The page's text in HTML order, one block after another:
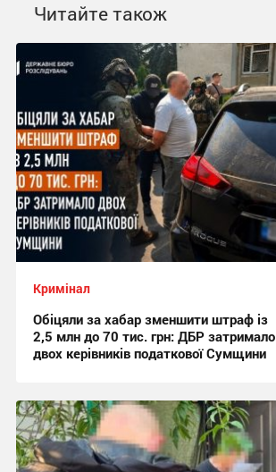
Читайте також
Кримінал
Обіцяли за хабар зменшити штраф із
2,5 млн до 70 тис. грн: ДБР затримало
двох керівників податкової Сумщини
17:42 вчора